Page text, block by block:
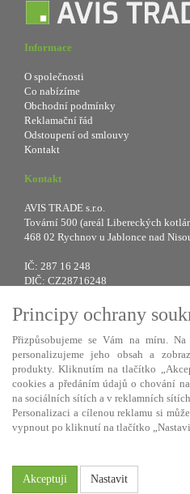
Informace
O společnosti
Co nabízíme
Obchodní podmínky
Reklamační řád
Odstoupení od smlouvy
Kontakt
Kontakt
AVIS TRADE s.r.o.
Tovární 500 (areál Libereckých
468 02 Rychnov u Jablonce nad
IČ: 287 16 248
DIČ: CZ28716248
Tel.: +420 483 388 078
Fax: +420 483 034 590
E-mail:info@avistrade.cz
Web:www.avistrade.cz
Principy ochrany
Přizpůsobujeme se Vám na míru.
personalizujeme jeho obsah a
produkty. Kliknutím na tlačítko
cookies a předáním údajů o chování
na sociálních sítích a v reklamních
Personalizaci a cílenou reklamu si
vypnout po kliknutí na tlačítko
Akceptuji Nastavit